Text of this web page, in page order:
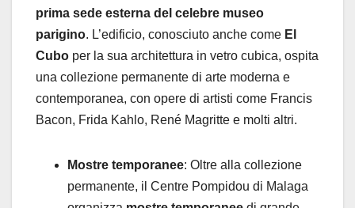
prima sede esterna del celebre museo
parigino. L’edificio, conosciuto anche come El
Cubo per la sua architettura in vetro cubica, ospita
una collezione permanente di arte moderna e
contemporanea, con opere di artisti come Francis
Bacon, Frida Kahlo, René Magritte e molti altri.
Mostre temporanee: Oltre alla collezione
permanente, il Centre Pompidou di Malaga